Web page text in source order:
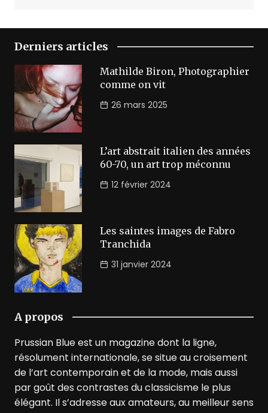
Derniers articles
Mathilde Biron, Photographier
comme on vit
26 mars 2025
L’art abstrait italien des années
60-70, un art trop méconnu
12 février 2024
Les saintes images de Fabro
Tranchida
31 janvier 2024
A propos
Prussian Blue est un magazine dont la ligne,
résolument internationale, se situe au croisement
de l’art contemporain et de la mode, mais aussi
par goût des contrastes du classicisme le plus
élégant. Il s’adresse aux amateurs, au meilleur sens